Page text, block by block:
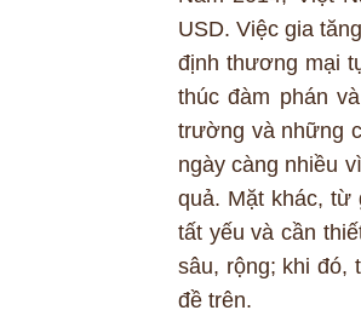
USD. Việc gia
định thương mại
thúc đàm phán
trường và những
ngày càng nhiều
quả. Mặt khác, từ
tất yếu và cần
sâu, rộng; khi đó,
đề trên.